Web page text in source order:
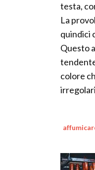
testa,
La
quindici
Questo
colore